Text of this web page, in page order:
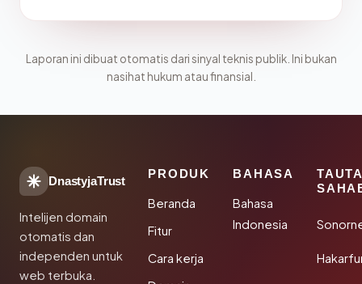
Laporan ini dibuat otomatis dari sinyal teknis publik. Ini bukan
nasihat hukum atau finansial.
DnastyjaTrust
Intelijen domain
otomatis dan
independen untuk
web terbuka.
PRODUK
Beranda
Fitur
Cara kerja
BAHASA
Bahasa
Indonesia